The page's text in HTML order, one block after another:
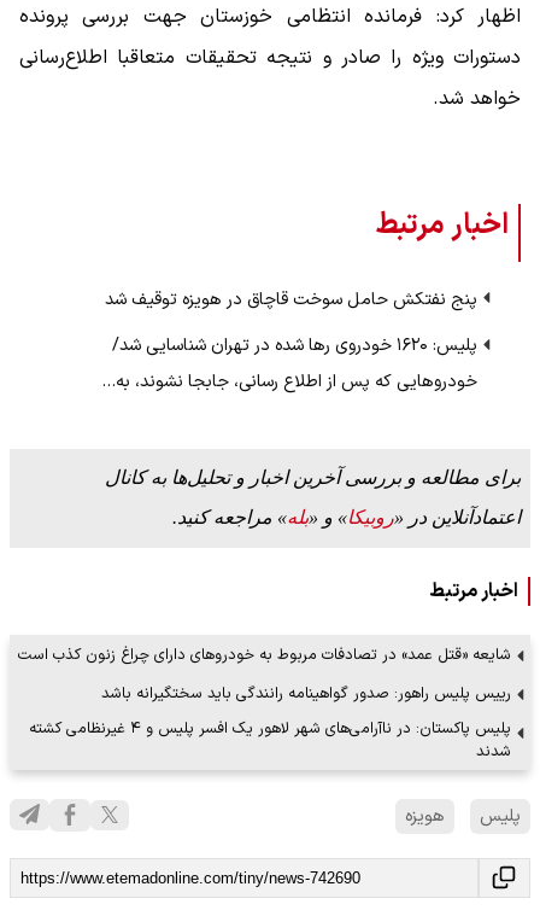
اظهار کرد: فرمانده انتظامی خوزستان جهت بررسی پرونده
دستورات ویژه را صادر و نتیجه تحقیقات متعاقبا اطلاع‌رسانی
خواهد شد.
اخبار مرتبط
پنج نفتکش حامل سوخت قاچاق در هویزه توقیف شد
پلیس: ۱۶۲۰ خودروی رها شده در تهران شناسایی شد/
خودروهایی که پس از اطلاع رسانی، جابجا نشوند، به…
برای مطالعه و بررسی آخرین اخبار و تحلیل‌ها به کانال
اعتمادآنلاین در «روبیکا» و «بله» مراجعه کنید.
اخبار مرتبط
شایعه «قتل عمد» در تصادفات مربوط به خودروهای دارای چراغ زنون کذب است
رییس پلیس راهور: صدور گواهینامه رانندگی باید سختگیرانه باشد
پلیس پاکستان: در ناآرامی‌های شهر لاهور یک افسر پلیس و ۴ غیرنظامی کشته
شدند
پلیس هویزه